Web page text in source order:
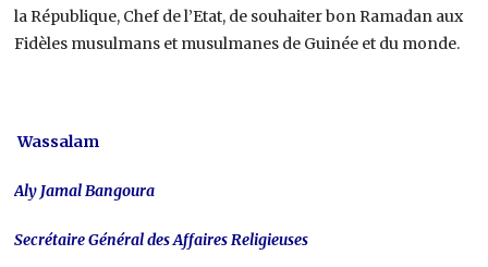
la République, Chef de l’Etat, de souhaiter bon Ramadan aux
Fidèles musulmans et musulmanes de Guinée et du monde.
Wassalam
Aly Jamal Bangoura
Secrétaire Général des Affaires Religieuses